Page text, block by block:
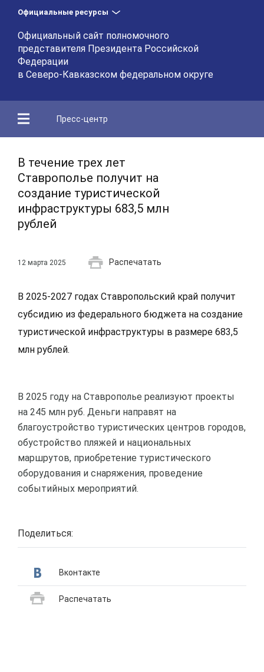
Официальные ресурсы
Официальный сайт полномочного
представителя Президента Российской
Федерации
в Северо-Кавказском федеральном округе
Пресс-центр
В течение трех лет
Ставрополье получит на
создание туристической
инфраструктуры 683,5 млн
рублей
12 марта 2025 Распечатать
В 2025-2027 годах Ставропольский край получит
субсидию из федерального бюджета на создание
туристической инфраструктуры в размере 683,5
млн рублей.
В 2025 году на Ставрополье реализуют проекты
на 245 млн руб. Деньги направят на
благоустройство туристических центров городов,
обустройство пляжей и национальных
маршрутов, приобретение туристического
оборудования и снаряжения, проведение
событийных мероприятий.
Поделиться:
Вконтакте
Распечатать